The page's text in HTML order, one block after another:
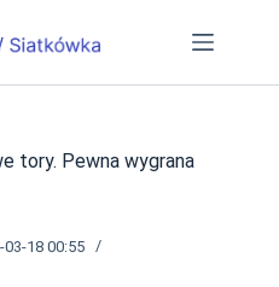
tory. Pewna wygrana
03-18 00:55